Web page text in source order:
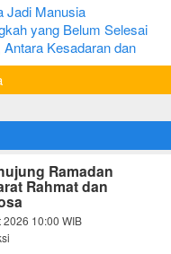
Jadi Manusia
yang Belum Selesai
Kesadaran dan
Ramadan
Rahmat dan
10:00 WIB